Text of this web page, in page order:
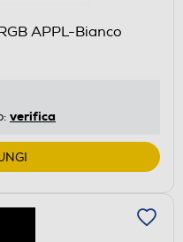
APPL-Bianco
verifica